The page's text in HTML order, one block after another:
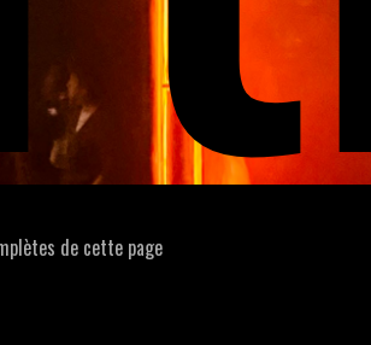
de cette page